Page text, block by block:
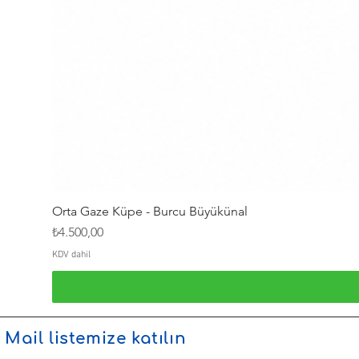
Orta Gaze Küpe - Burcu Büyükünal
Fiyat
₺4.500,00
KDV dahil
Mail listemize katılın